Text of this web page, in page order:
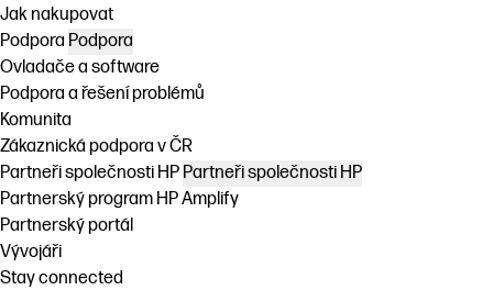
Jak nakupovat
Podpora Podpora
Ovladače a software
Podpora a řešení problémů
Komunita
Zákaznická podpora v ČR
Partneři společnosti HP Partneři společnosti HP
Partnerský program HP Amplify
Partnerský portál
Vývojáři
Stay connected